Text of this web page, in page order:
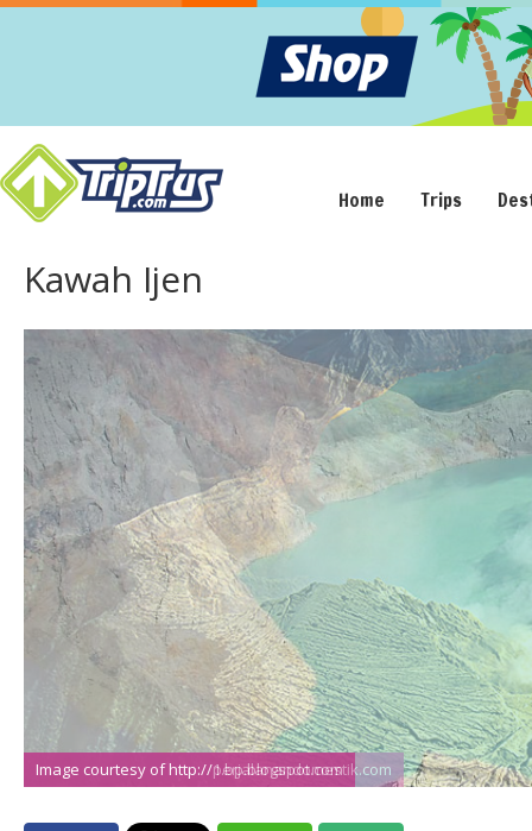
Home Trips
Kawah Ijen
Image courtesy of http://perjalanandomestik.com
Image courtesy of http://1.bp.blogspot.com